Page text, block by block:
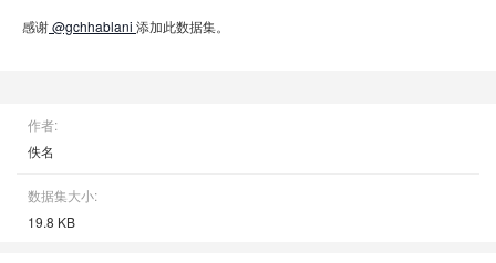
感谢@gchhablani 添加此数据集。
作者:
佚名
数据集大小:
19.8 KB